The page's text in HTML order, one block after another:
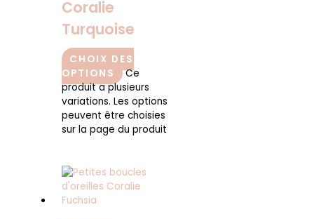
Coralie
Turquoise
CHOIX DES
OPTIONS
Ce
produit a plusieurs
variations. Les options
peuvent être choisies
sur la page du produit